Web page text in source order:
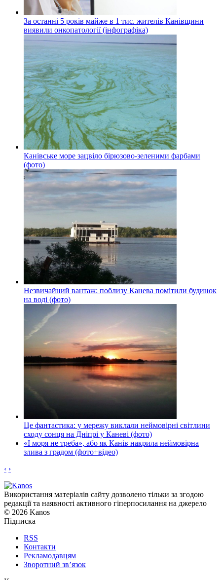
За останні 5 років майже в 1 тис. жителів Канівщини
виявили онкопатології (інфографіка)
Канівське море зацвіло бірюзово-зеленими фарбами
(фото)
Незвичайний вантаж: поблизу Канева помітили будинок
на воді (фото)
Це фантастика: у мережу виклали неймовірні світлини
сходу сонця на Дніпрі у Каневі (фото)
«І моря не треба», або як Канів накрила неймовірна
злива з градом (фото+відео)
‹ ›
Використання матеріалів сайту дозволено тільки за згодою
редакції та наявності активного гіперпосилання на джерело
© 2026 Kanos
Підписка
RSS
Контакти
Рекламодавцям
Зворотний зв’язок